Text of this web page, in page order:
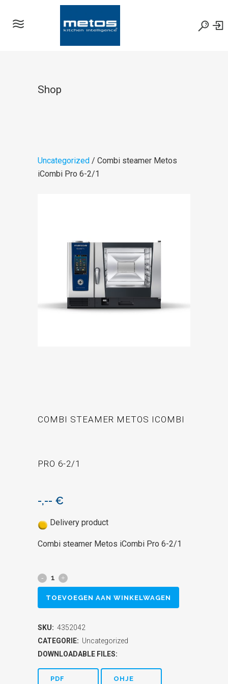
Shop
Uncategorized / Combi steamer Metos
iCombi Pro 6-2/1
COMBI STEAMER METOS ICOMBI
PRO 6-2/1
-,-- €
Delivery product
Combi steamer Metos iCombi Pro 6-2/1
Combi
steamer
iCombi
Pro
6-
TOEVOEGEN AAN WINKELWAGEN
SKU: 4352042
CATEGORIE: Uncategorized
DOWNLOADABLE FILES:
PDF OHJE